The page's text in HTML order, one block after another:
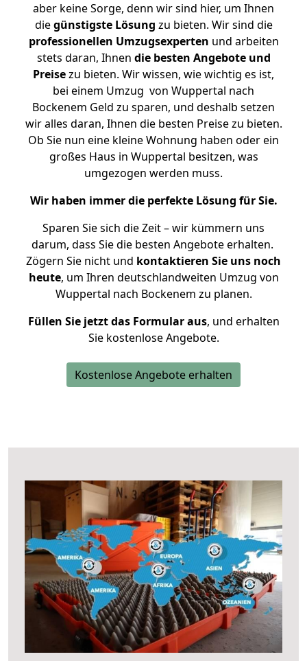
aber keine Sorge, denn wir sind hier, um Ihnen
diegünstigste Lösung zu bieten. Wir sind die
professionellen Umzugsexperten und arbeiten
stets daran, Ihnen die besten Angebote und
Preisezu bieten. Wir wissen, wie wichtig es ist,
bei einem Umzug von Wuppertal nach
Bockenem Geld zu sparen, und deshalb setzen
wir alles daran, Ihnen die besten Preise zu bieten.
Ob Sie nun eine kleine Wohnung haben oder ein
großes Haus in Wuppertal besitzen, was
umgezogen werden muss.
Wir haben immer die perfekte Lösung für Sie.
Sparen Sie sich die Zeit – wir kümmern uns
darum, dass Sie die besten Angebote erhalten.
Zögern Sie nicht und kontaktieren Sie uns noch
heute, um Ihren deutschlandweiten Umzug von
Wuppertal nach Bockenem zu planen.
Füllen Sie jetzt das Formular aus, und erhalten
Sie kostenlose Angebote.
Kostenlose Angebote erhalten